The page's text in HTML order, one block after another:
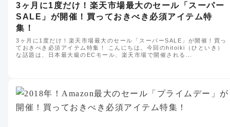
3ヶ月に1度だけ！楽天市場最大のセール「スーパー
SALE」が開催！買っておきべき必須アイテム特
集！
3ヶ月に1度だけ！楽天市場最大のセール「スーパーSALE」が開催！買っ
ておきべき必須アイテム特集！ こんにちは。今回のhitoiki（ひといき）
な話題は、日本最大級のECモール、楽天市場で開催される…